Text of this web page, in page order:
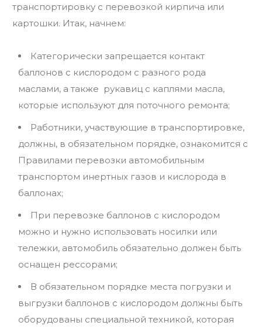
транспортировку с перевозкой кирпича или
картошки. Итак, начнем:
Категорически запрещается контакт
баллонов с кислородом с разного рода
маслами, а также рукавиц с каплями масла,
которые используют для поточного ремонта;
Работники, участвующие в транспортировке,
должны, в обязательном порядке, ознакомится с
Правилами перевозки автомобильным
транспортом инертных газов и кислорода в
баллонах;
При перевозке баллонов с кислородом
можно и нужно использовать носилки или
тележки, автомобиль обязательно должен быть
оснащен рессорами;
В обязательном порядке места погрузки и
выгрузки баллонов с кислородом должны быть
оборудованы специальной техникой, которая